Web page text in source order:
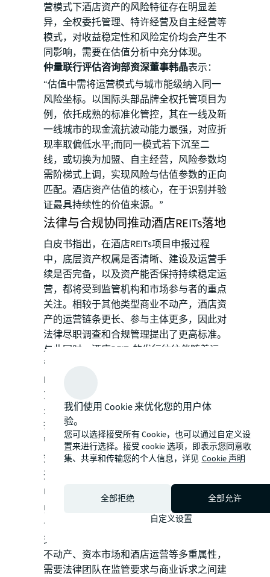
营模式下酒店资产的风险特征存在明显差
异，全权委托管理、特许经营及自主经营等
模式，对收益稳定性和风险定价均会产生不
同影响，需要在估值分析中充分体现。
仲量联行评估咨询部资深董事韩晶表示：
“估值中需将运营模式与城市能级纳入同一
风险坐标。以国际头部品牌全权托管项目为
例，依托成熟的标准化管控，其在一线及新
一线城市的现金流抗波动能力最强，对应折
现率取偏低水平;而同一模式若下沉至二
线，或切换为加盟、自主经营，风险参数均
需阶梯式上调，实现风险与估值参数的正向
匹配。酒店资产估值的核心，在于识别并验
证最具持续性的价值来源。”
法律与合规协同推动酒店REITs落地
白皮书指出，在酒店REITs项目申报过程
中，底层资产权属是否清晰、建设及运营手
续是否完备，以及资产能否保持持续稳定运
营，都将受到监管机构和市场参与者的重点
关注。相较于其他类型商业不动产，酒店资
产的运营链条更长、参与主体更多，因此对
法律尽职调查和合规管理提出了更高标准。
与此同时，酒店REITs的发行往往伴随着运
营管理架构的优化与重塑。如何在满足
REITs监管要求的前提下，合理厘清业主
方、运营管理机构及品牌管理方之间的权责
关系，是项目顺利推进的重要前提。随着首
批项目有望于近期上市交易，
营支持等更契合REITs监管逻辑的合作模
式，正为酒店资产实现证券化与专业化运营
开辟新的路径
中伦律师事务所权益合伙人纪超
表示：“律
师的价值不仅体现在发行阶段的法律尽调和
合规审查，更体现在帮助各方搭建可执行的
交易结构和运营安排。酒店REITs项目兼具
不动产、资本市场和酒店运营等多重属性，
需要法律团队在监管要求与商业诉求之间建
我们使用 Cookie 来优化您的用户体
验。
您可以选择接受所有 Cookie，也可以通过自定义设
置来进行选择。接受 cookie 选项，即表示您同意收
集、共享和传输您的个人信息，详见 Cookie 声明
全部拒绝
全部允许
自定义设置